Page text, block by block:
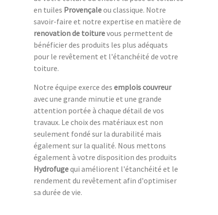
en tuiles Provençaleou classique. Notre
savoir-faire et notre expertise en matière de
renovation de toiturevous permettent de
bénéficier des produits les plus adéquats
pour le revêtement et l'étanchéité de votre
toiture.
Notre équipe exerce des emplois couvreur
avec une grande minutie et une grande
attention portée à chaque détail de vos
travaux. Le choix des matériaux est non
seulement fondé sur la durabilité mais
également sur la qualité. Nous mettons
également à votre disposition des produits
Hydrofugequi améliorent l'étanchéité et le
rendement du revêtement afin d'optimiser
sa durée de vie.